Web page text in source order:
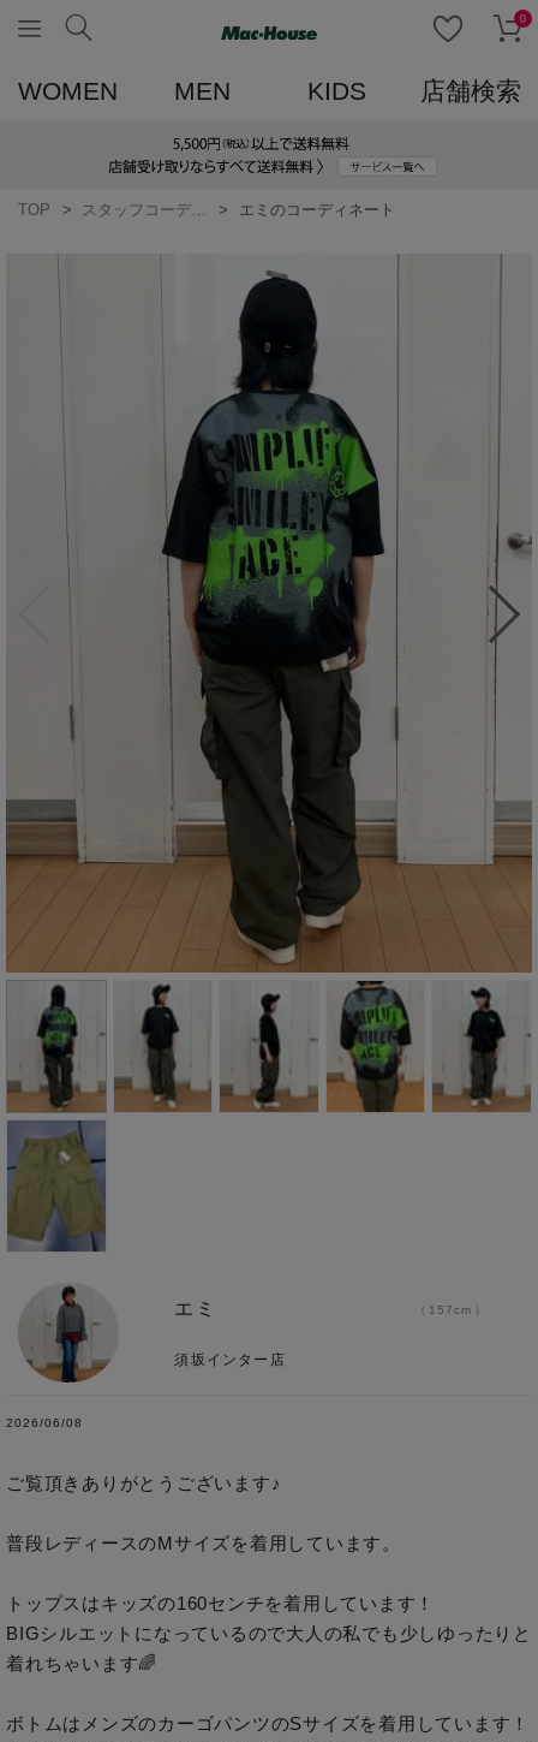
0
WOMEN MEN KIDS 店舗検索
TOP エミのコーディネート
エミ
須坂インター店
157cm
2026/06/08
ご覧頂きありがとうございます♪
普段レディースのMサイズを着用しています。
トップスはキッズの160センチを着用しています！
BIGシルエットになっているので大人の私でも少しゆったりと
着れちゃいます🌈
ボトムはメンズのカーゴパンツのSサイズを着用しています！